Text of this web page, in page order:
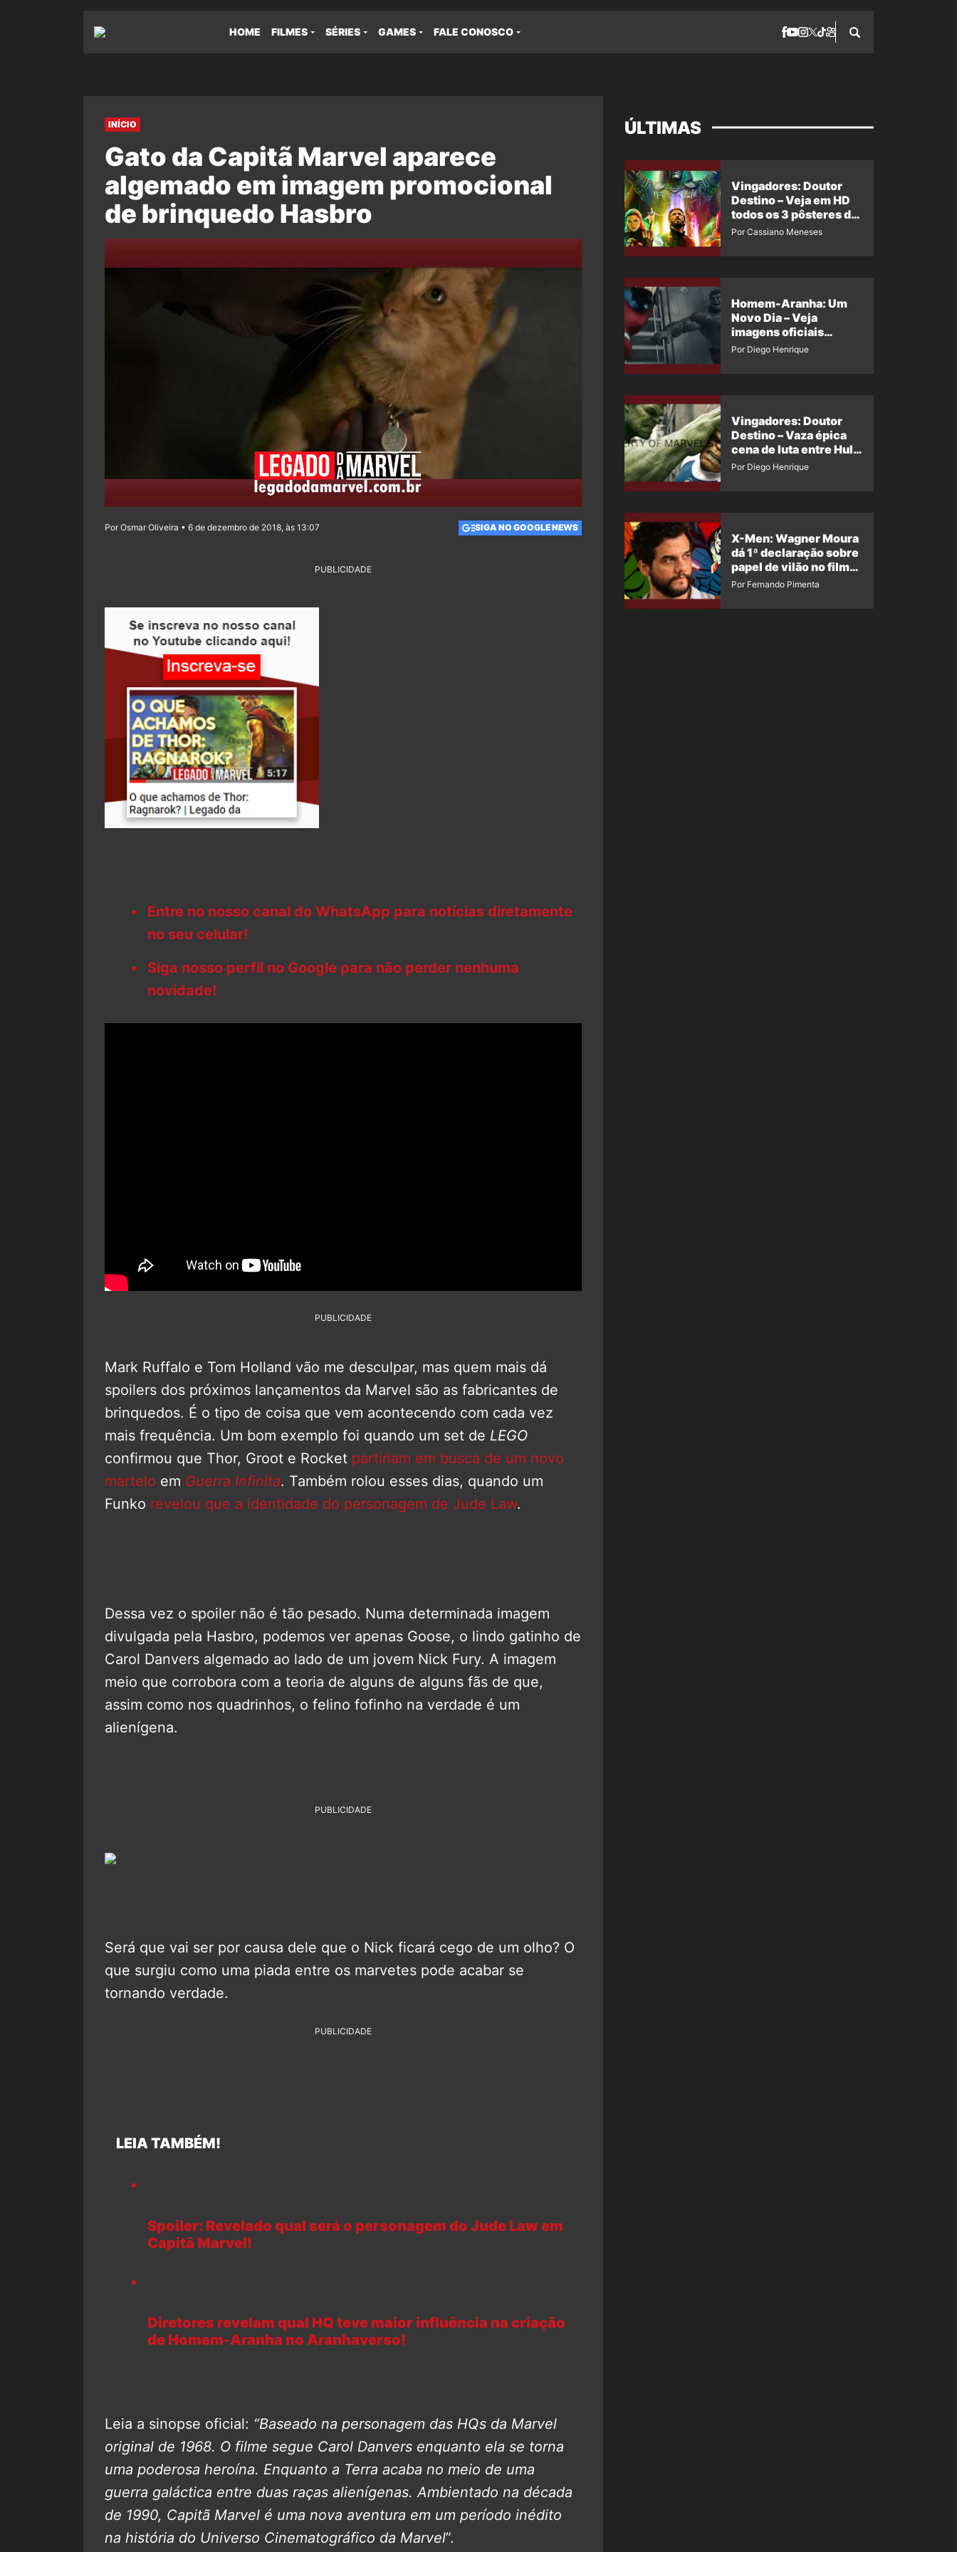
HOME FILMES SÉRIES GAMES FALE CONOSCO
INÍCIO
Gato da Capitã Marvel aparece
algemado em imagem promocional
de brinquedo Hasbro
Por Osmar Oliveira • 6 de dezembro de 2018, às 13:07 SIGA NO GOOGLE NEWS
PUBLICIDADE
Entre no nosso canal do WhatsApp para notícias diretamente
no seu celular!
Siga nosso perfil no Google para não perder nenhuma
novidade!
PUBLICIDADE
Mark Ruffalo e Tom Holland vão me desculpar, mas quem mais dá
spoilers dos próximos lançamentos da Marvel são as fabricantes de
brinquedos. É o tipo de coisa que vem acontecendo com cada vez
mais frequência. Um bom exemplo foi quando um set de LEGO
confirmou que Thor, Groot e Rocket partiriam em busca de um novo
martelo em Guerra Infinita. Também rolou esses dias, quando um
Funko revelou que a identidade do personagem de Jude Law.
Dessa vez o spoiler não é tão pesado. Numa determinada imagem
divulgada pela Hasbro, podemos ver apenas Goose, o lindo gatinho de
Carol Danvers algemado ao lado de um jovem Nick Fury. A imagem
meio que corrobora com a teoria de alguns de alguns fãs de que,
assim como nos quadrinhos, o felino fofinho na verdade é um
alienígena.
PUBLICIDADE
Será que vai ser por causa dele que o Nick ficará cego de um olho? O
que surgiu como uma piada entre os marvetes pode acabar se
tornando verdade.
PUBLICIDADE
LEIA TAMBÉM!
Spoiler: Revelado qual será o personagem do Jude Law em
Capitã Marvel!
Diretores revelam qual HQ teve maior influência na criação
de Homem-Aranha no Aranhaverso!
Leia a sinopse oficial: “Baseado na personagem das HQs da Marvel
original de 1968. O filme segue Carol Danvers enquanto ela se torna
uma poderosa heroína. Enquanto a Terra acaba no meio de uma
guerra galáctica entre duas raças alienígenas. Ambientado na década
de 1990, Capitã Marvel é uma nova aventura em um período inédito
na história do Universo Cinematográfico da Marvel”.
ÚLTIMAS
Vingadores: Doutor
Destino – Veja em HD
todos os 3 pôsteres de
‘Doomsday’ + 1 imagem
Por Cassiano Meneses
Homem-Aranha: Um
Novo Dia – Veja
imagens oficiais
descartadas do Hulk
Por Diego Henrique
Vingadores: Doutor
Destino – Vaza épica
cena de luta entre Hulk
e o Coisa
Por Diego Henrique
X-Men: Wagner Moura
dá 1ª declaração sobre
papel de vilão no filme
da Marvel
Por Fernando Pimenta